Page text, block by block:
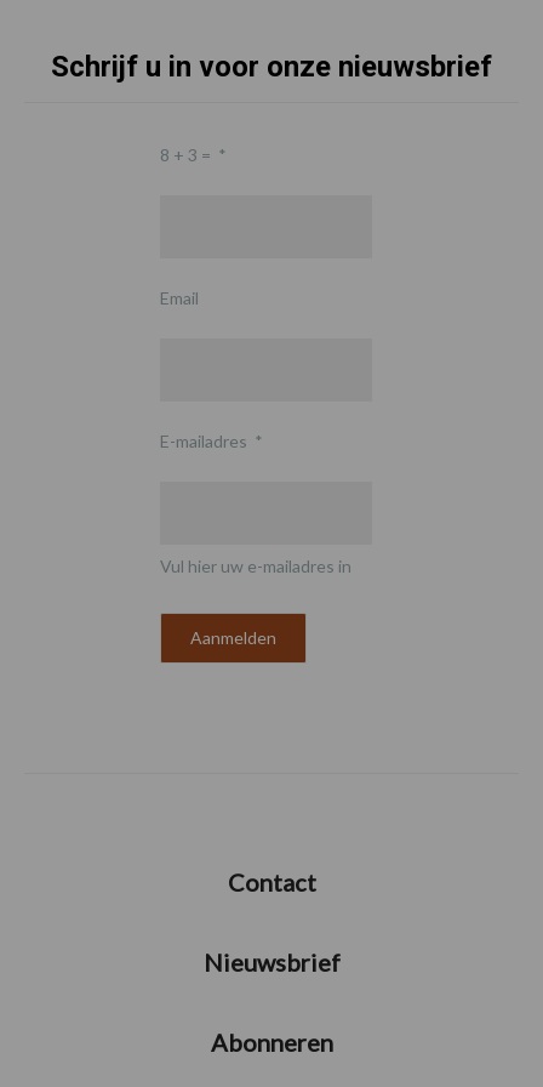
Schrijf u in voor onze nieuwsbrief
8 + 3 = *
Email
E-mailadres *
Vul hier uw e-mailadres in
Contact
Nieuwsbrief
Abonneren